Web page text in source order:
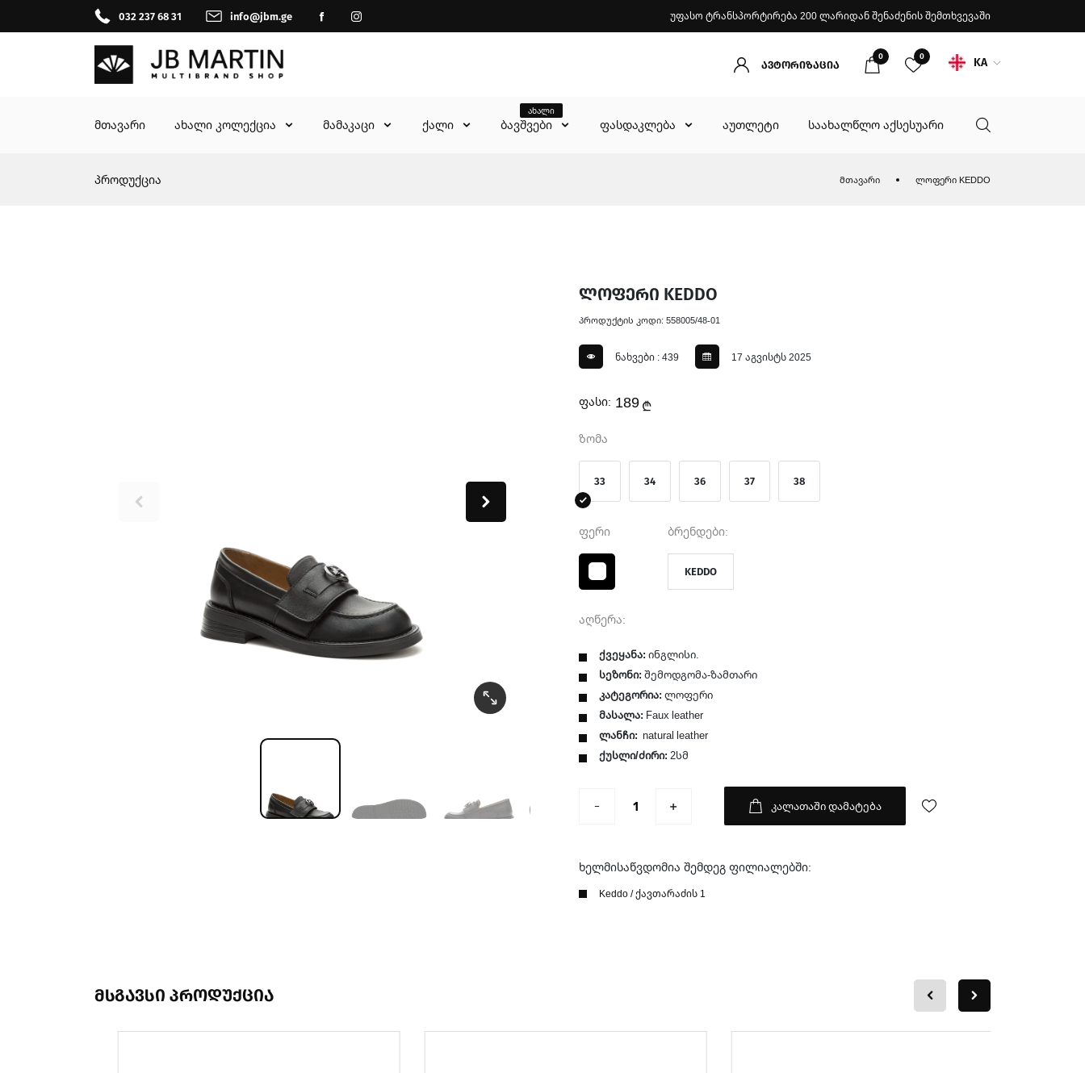
032 237 68 31 info@jbm.ge უფასო ტრანსპორტირება 200 ლარიდან შენაძენის შემთხვევაში
ავტორიზაცია
0 0 KA
მთავარი ახალი კოლექცია მამაკაცი ქალი ბავშვები
ახალი
ფასდაკლება აუთლეტი საახალწლო აქსესუარი
პროდუქცია მთავარი ლოფერი KEDDO
ლოფერი KEDDO
პროდუქტის კოდი: 558005/48-01
ნახვები : 439 17 აგვისტს 2025
ფასი: 189₾
ზომა
33 34 36 37 38
ფერი ბრენდები:
KEDDO
აღწერა:
ქვეყანა: ინგლისი.
სეზონი: შემოდგომა-ზამთარი
კატეგორია: ლოფერი
მასალა: Faux leather
ლანჩი: natural leather
ქუსლი/ძირი: 2სმ
კალათაში დამატება
ხელმისაწვდომია შემდეგ ფილიალებში:
Keddo / ქავთარაძის 1
მსგავსი პროდუქცია